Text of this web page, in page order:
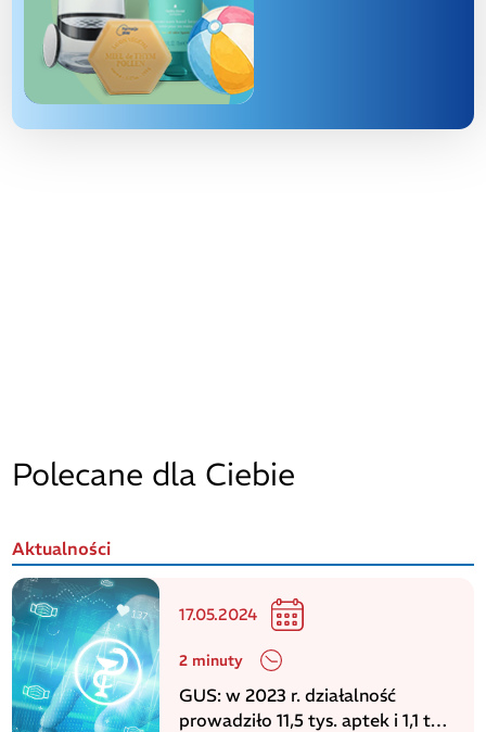
Polecane dla Ciebie
Aktualności
17.05.2024
2 minuty
GUS: w 2023 r. działalność
prowadziło 11,5 tys. aptek i 1,1 tys.